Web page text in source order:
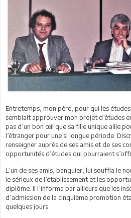
Entretemps, mon père, pour qui les
semblait approuver mon projet d’études
pas d’un bon œil que sa fille unique aille
l’étranger pour une si longue période.
renseigner auprès de ses amis et de ses
opportunités d’études qui pourraient
L’un de ses amis, banquier, lui souffla le
le sérieux de l’établissement et les
diplôme. Il l’informa par ailleurs que les
d’admission de la cinquième promotion
quelques jours.